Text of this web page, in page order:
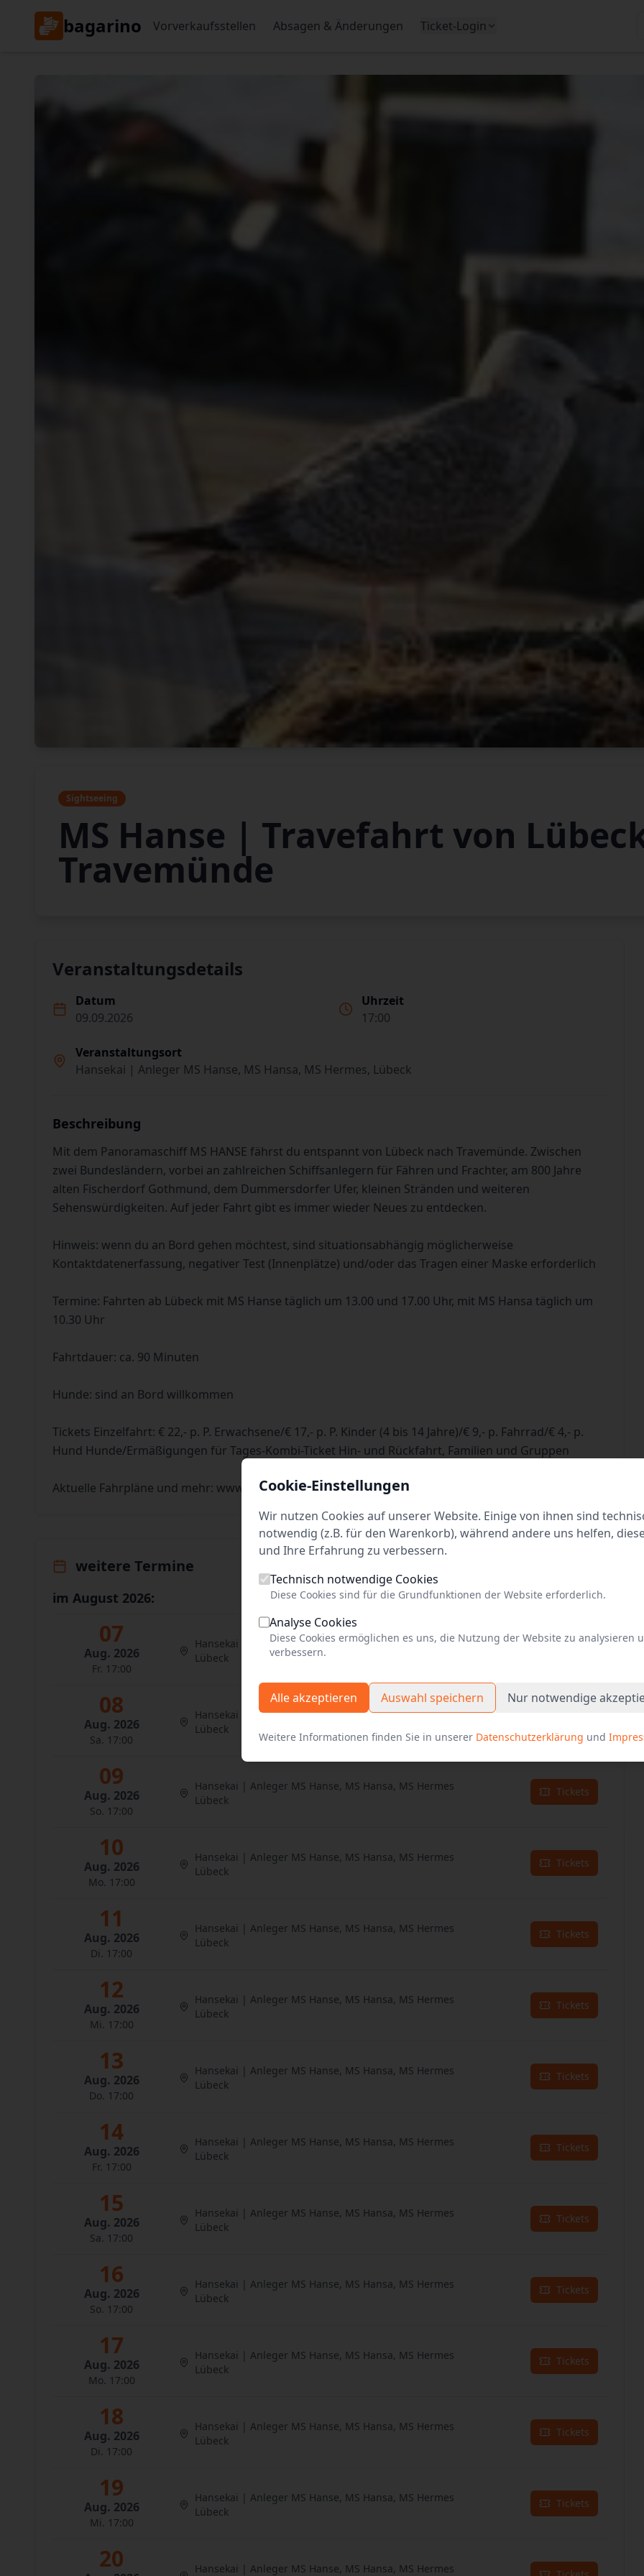
bagarino Vorverkaufsstellen Absagen & Änderungen Ticket-Login
Sightseeing
MS Hanse | Travefahrt von
Travemünde
Veranstaltungsdetails
Datum
09.09.2026
Uhrzeit
17:00
Veranstaltungsort
Hansekai | Anleger MS Hanse, MS Hansa, MS Hermes, Lübeck
Beschreibung
Mit dem Panoramaschiff MS HANSE fährst du entspannt von Lübeck nach Travemünde. Zwischen
zwei Bundesländern, vorbei an zahlreichen Schiffsanlegern für Fähren und Frachter, am 800 Jahre
alten Fischerdorf Gothmund, dem Dummersdorfer Ufer, kleinen Stränden und weiteren
Sehenswürdigkeiten. Auf jeder Fahrt gibt es immer wieder Neues zu entdecken.
Hinweis: wenn du an Bord gehen möchtest, sind situationsabhängig möglicherweise
Kontaktdatenerfassung, negativer Test (Innenplätze) und/oder das Tragen einer Maske erforderlich
Termine: Fahrten ab Lübeck mit MS Hanse täglich um 13.00 und 17.00 Uhr, mit MS Hansa täglich um
10.30 Uhr
Fahrtdauer: ca. 90 Minuten
Hunde: sind an Bord willkommen
Tickets Einzelfahrt: € 22,- p. P. Erwachsene/€ 17,- p. P. Kinder (4 bis 14 Jahre)/€ 9,- p. Fahrrad/€ 4,- p.
Hund Hunde/Ermäßigungen für Tages-Kombi-Ticket Hin- und Rückfahrt, Familien und Gruppen
Aktuelle Fahrpläne und mehr: www.hanseschifffahrt.de
weitere Termine
im August 2026:
07
Aug. 2026
Fr. 17:00
Hansekai | Anleger MS Hanse, MS Hansa, MS Hermes
Lübeck
08
Aug. 2026
Sa. 17:00
Hansekai | Anleger MS Hanse, MS Hansa, MS Hermes
Lübeck
09
Aug. 2026
So. 17:00
Hansekai | Anleger MS Hanse, MS Hansa, MS Hermes
Lübeck
Tickets
10
Aug. 2026
Mo. 17:00
Hansekai | Anleger MS Hanse, MS Hansa, MS Hermes
Lübeck
Tickets
11
Aug. 2026
Di. 17:00
Hansekai | Anleger MS Hanse, MS Hansa, MS Hermes
Lübeck
Tickets
12
Aug. 2026
Mi. 17:00
Hansekai | Anleger MS Hanse, MS Hansa, MS Hermes
Lübeck
Tickets
13
Aug. 2026
Do. 17:00
Hansekai | Anleger MS Hanse, MS Hansa, MS Hermes
Lübeck
Tickets
14
Aug. 2026
Fr. 17:00
Hansekai | Anleger MS Hanse, MS Hansa, MS Hermes
Lübeck
Tickets
15
Aug. 2026
Sa. 17:00
Hansekai | Anleger MS Hanse, MS Hansa, MS Hermes
Lübeck
Tickets
16
Aug. 2026
So. 17:00
Hansekai | Anleger MS Hanse, MS Hansa, MS Hermes
Lübeck
Tickets
17
Aug. 2026
Mo. 17:00
Hansekai | Anleger MS Hanse, MS Hansa, MS Hermes
Lübeck
Tickets
18
Aug. 2026
Di. 17:00
Hansekai | Anleger MS Hanse, MS Hansa, MS Hermes
Lübeck
Tickets
19
Aug. 2026
Mi. 17:00
Hansekai | Anleger MS Hanse, MS Hansa, MS Hermes
Lübeck
Tickets
20 Hansekai | Anleger MS Hanse, MS Hansa, MS Hermes
Cookie-Einstellungen
Wir nutzen Cookies auf unserer Website. Einige von ihnen sind
notwendig (z.B. für den Warenkorb), während andere uns helfen,
und Ihre Erfahrung zu verbessern.
Technisch notwendige Cookies
Diese Cookies sind für die Grundfunktionen der Website erforderlich.
Analyse Cookies
Diese Cookies ermöglichen es uns, die Nutzung der Website zu analysieren
verbessern.
Alle akzeptieren Auswahl speichern Nur notwendige
Weitere Informationen finden Sie in unserer Datenschutzerklärung und